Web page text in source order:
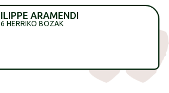
ARAMENDI
HERRIKO BOZAK